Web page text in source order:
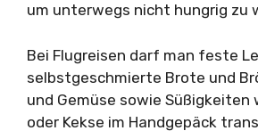
um unterwegs nicht hungrig zu
Bei Flugreisen darf man feste
selbstgeschmierte Brote und
und Gemüse sowie Süßigkeiten
oder Kekse im Handgepäck